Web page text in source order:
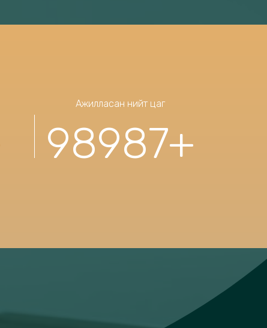
Ажилласан нийт цаг
98987+
Хуулийн нэгдсэн портал сайт